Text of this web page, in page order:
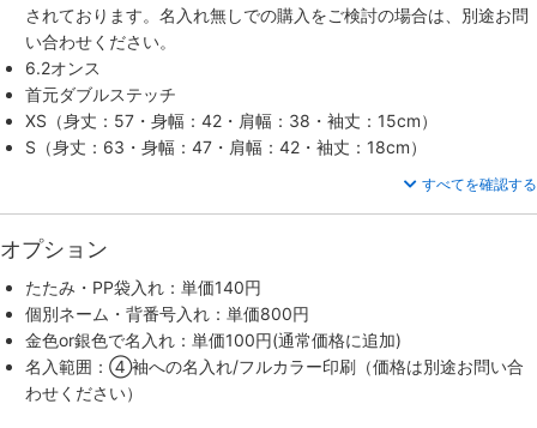
されております。名入れ無しでの購入をご検討の場合は、別途お問
い合わせください。
6.2オンス
首元ダブルステッチ
XS（身丈：57・身幅：42・肩幅：38・袖丈：15cm）
S（身丈：63・身幅：47・肩幅：42・袖丈：18cm）
すべてを確認する
オプション
たたみ・PP袋入れ：単価140円
個別ネーム・背番号入れ：単価800円
金色or銀色で名入れ：単価100円(通常価格に追加)
名入範囲：④袖への名入れ/フルカラー印刷（価格は別途お問い合
わせください）